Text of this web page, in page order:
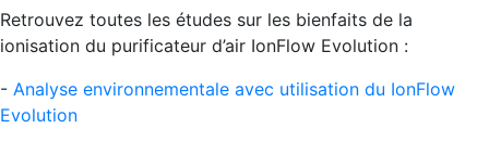
Retrouvez toutes les études sur les bienfaits de la
ionisation du purificateur d’air IonFlow Evolution :
- Analyse environnementale avec utilisation du IonFlow
Evolution